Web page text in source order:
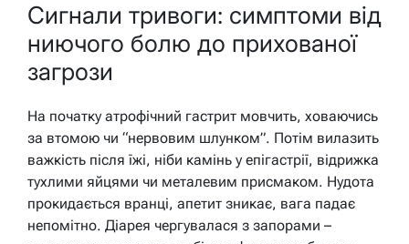
Сигнали тривоги: симптоми від
ниючого болю до прихованої
загрози
На початку атрофічний гастрит мовчить, ховаючись
за втомою чи “нервовим шлунком”. Потім вилазить
важкість після їжі, ніби камінь у епігастрії, відрижка
тухлими яйцями чи металевим присмаком. Нудота
прокидається вранці, апетит зникає, вага падає
непомітно. Діарея чергувалася з запорами –